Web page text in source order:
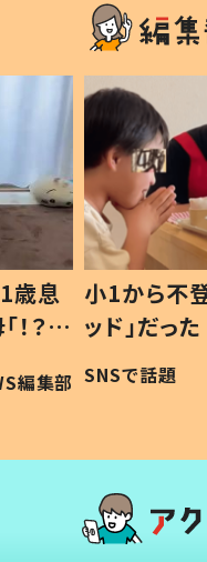
歳息
？」
編集部
小1から不
ッド」だっ
作り続け
#令和の子
SNSで話題